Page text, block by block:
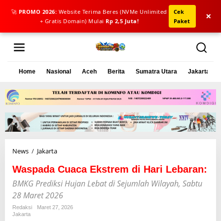
🚀 PROMO 2026: Website Terima Beres (NVMe Unlimited
+ Gratis Domain) Mulai Rp 2,5 Juta!
Cek
Paket
×
L
Home Nasional Aceh Berita Sumatra Utara Jakarta
News / Jakarta
s
a
d
a
Waspada Cuaca Ekstrem di Hari Lebaran:
BMKG Prediksi Hujan Lebat di Sejumlah Wilayah, Sabtu
28 Maret 2026
Redaksi
Maret 27, 2026
Jakarta